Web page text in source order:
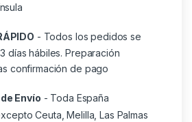
- Todos los pedidos se
días hábiles. Preparación
confirmación de pago
Envío - Toda España
Ceuta, Melilla, Las Palmas